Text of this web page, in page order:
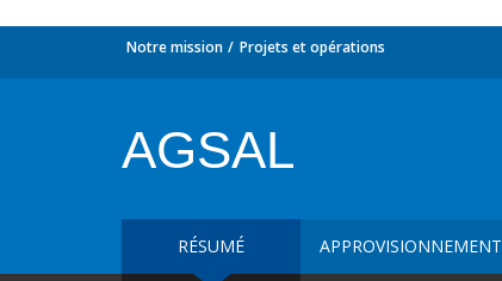
Notre mission Projets et opérations
AGSAL
RÉSUMÉ APPROVISIONNEMENT